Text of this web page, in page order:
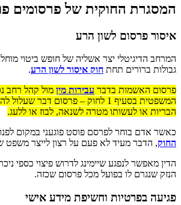
המסגרת החוקית של פרסומים
איסור פרסום לשון הרע
המרחב הדיגיטלי יצר אשליה של חופש ביטוי
גבולות ברורים תחת חוק איסור לשון הרע.
פרסום האשמות בדבר עבירות מין מול קהל רחב
המשפטית בסעיף 1 לחוק – פרסום דבר
הבריות או לעשותו מטרה לשנאה, לבוז או ללעג.
כאשר אדם בוחר לפרסם פוסט פוגעני במקום
החוק, הדבר מעיד לא פעם על רצון לייצר משפט
הדין מאפשר לנפגע שיימינג לדרוש פיצוי כספי
הנזק שנגרם לו בפועל מכל פרסום שכזה.
פגיעה בפרטיות וחשיפת מידע אישי